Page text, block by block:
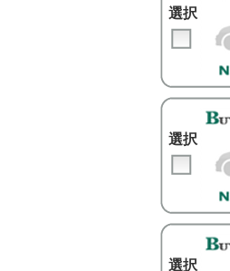
選択
選択
選択